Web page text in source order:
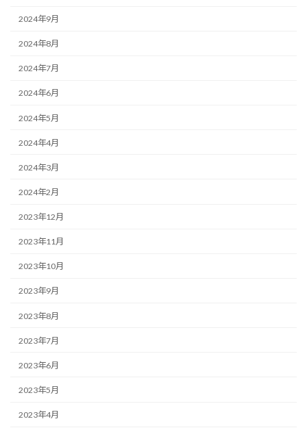
2024年9月
2024年8月
2024年7月
2024年6月
2024年5月
2024年4月
2024年3月
2024年2月
2023年12月
2023年11月
2023年10月
2023年9月
2023年8月
2023年7月
2023年6月
2023年5月
2023年4月